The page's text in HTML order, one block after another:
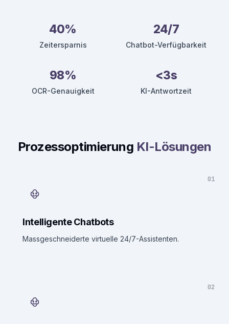
40%
Zeitersparnis
24/7
Chatbot-Verfügbarkeit
98%
OCR-Genauigkeit
<3s
KI-Antwortzeit
Prozessoptimierung KI-Lösungen
01
Intelligente Chatbots
Massgeschneiderte virtuelle 24/7-Assistenten.
02